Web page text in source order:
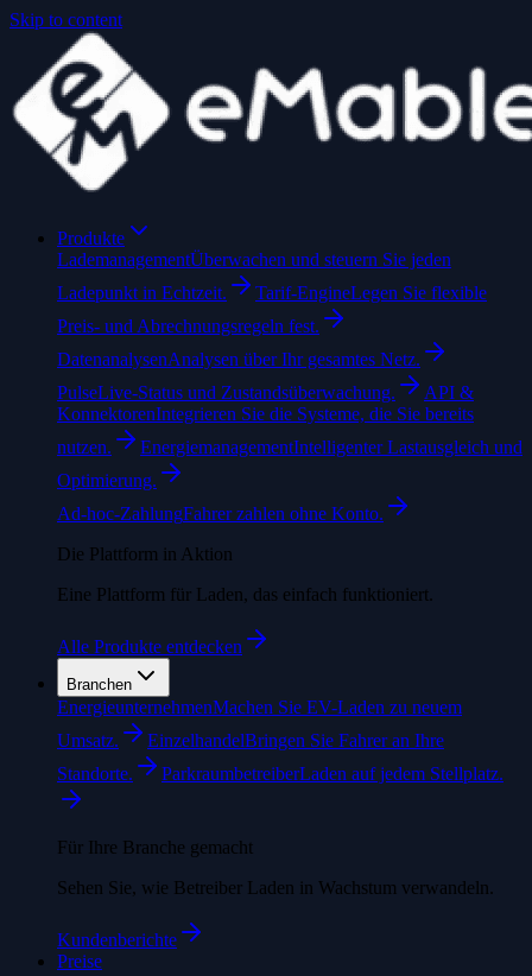
Skip to content
Produkte
LademanagementÜberwachen und steuern Sie jeden
Ladepunkt in Echtzeit.
Tarif-EngineLegen Sie flexible
Preis- und Abrechnungsregeln fest.
DatenanalysenAnalysen über Ihr gesamtes Netz.
PulseLive-Status und Zustandsüberwachung.
API &
KonnektorenIntegrieren Sie die Systeme, die Sie bereits
nutzen.
EnergiemanagementIntelligenter Lastausgleich und
Optimierung.
Ad-hoc-ZahlungFahrer zahlen ohne Konto.
Die Plattform in Aktion
Eine Plattform für Laden, das einfach funktioniert.
Alle Produkte entdecken
Branchen
EnergieunternehmenMachen Sie EV-Laden zu neuem
Umsatz.
EinzelhandelBringen Sie Fahrer an Ihre
Standorte.
ParkraumbetreiberLaden auf jedem Stellplatz.
Für Ihre Branche gemacht
Sehen Sie, wie Betreiber Laden in Wachstum verwandeln.
Kundenberichte
Preise